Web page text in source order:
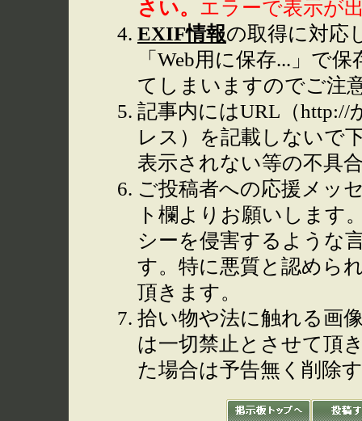
さい。 エラーで表示が
EXIF情報の取得に対応
「Web用に保存...」で
てしまいますのでご注
記事内にはURL（
レス）を記載しないで
表示されない等の不具
ご投稿者への応援メッ
ト欄よりお願いします
シーを侵害するような
す。特に悪質と認めら
頂きます。
拾い物や法に触れる画
は一切禁止とさせて頂
た場合は予告無く削除